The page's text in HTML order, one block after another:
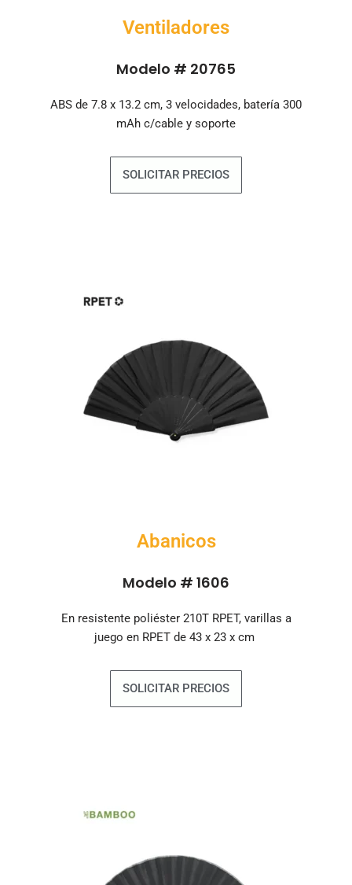
Ventiladores
Modelo # 20765
ABS de 7.8 x 13.2 cm, 3 velocidades, batería 300
mAh c/cable y soporte
SOLICITAR PRECIOS
Abanicos
Modelo # 1606
En resistente poliéster 210T RPET, varillas a
juego en RPET de 43 x 23 x cm
SOLICITAR PRECIOS